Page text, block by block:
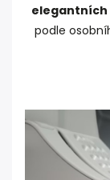
elegantních
podle